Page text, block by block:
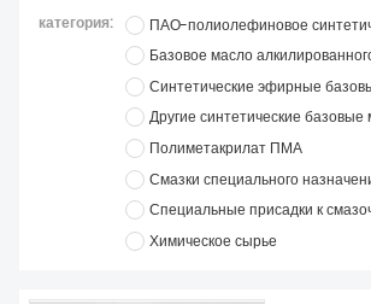
ПРОДУКТЫ
СВЯЖИТЕСЬ С НАМИ
категория:
Полиметакрилат ПМА
Смазки специального
Химическое сырье